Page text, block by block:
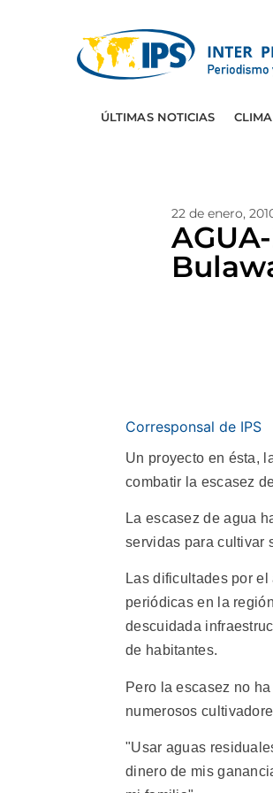
ÚLTIMAS NOTICIAS CLIMA
22 de enero,
Corresponsal de IPS
Un proyecto en ésta,
combatir la escasez
La escasez de agua
servidas para cultivar
Las dificultades por
periódicas en la
descuidada
de habitantes.
Pero la escasez no
numerosos
"Usar aguas
dinero de mis